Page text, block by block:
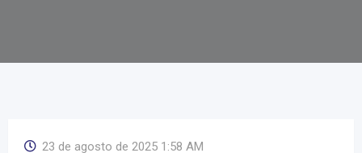
23 de agosto de 2025 1:58 AM